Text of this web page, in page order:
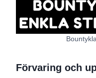
Förvaring och